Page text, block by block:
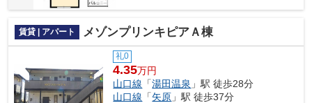
賃貸 | アパート メゾンプリンキピアＡ棟
礼0
4.35万円
山口線 「湯田温泉 」駅 徒歩28分
山口線 「矢原 」駅 徒歩37分